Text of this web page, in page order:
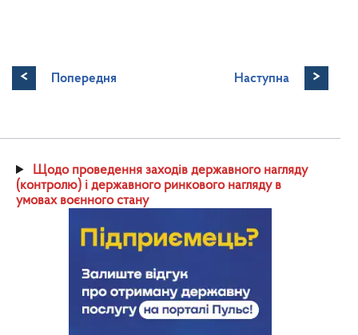
< Попередня Наступна >
Щодо проведення заходів державного нагляду
(контролю) і державного ринкового нагляду в
умовах воєнного стану